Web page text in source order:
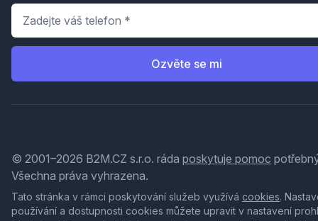
Telefon
Ozvěte se mi
© 2001–2026 B2M.CZ s.r.o. ráda poskytuje pomoc
Všechna práva vyhrazena.
Tato stránka v rámci poskytování služeb využívá cookies.
používání a dostupnosti cookies můžete upravit v nastavení